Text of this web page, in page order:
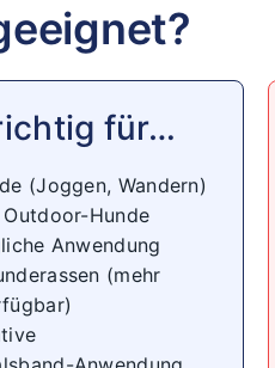
für…
(Joggen, Wandern)
Hunde
Anwendung
(mehr